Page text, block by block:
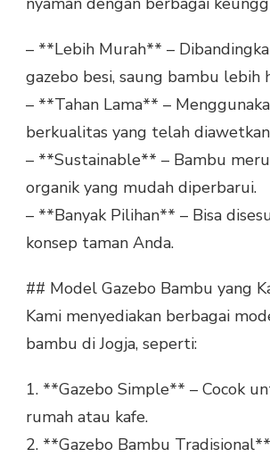
– **Lebih Murah** –
gazebo besi, saung bambu lebih
– **Tahan Lama** –
berkualitas yang telah
– **Sustainable** – Bambu
organik yang mudah diperbarui.
– **Banyak Pilihan** – Bisa
konsep taman Anda.
## Model Gazebo Bambu yang
Kami menyediakan berbagai
bambu di Jogja, seperti:
1. **Gazebo Simple** – Cocok
rumah atau kafe.
2. **Gazebo Bambu